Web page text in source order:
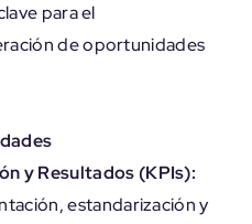
para el
de oportunidades
y Resultados (KPIs):
estandarización y